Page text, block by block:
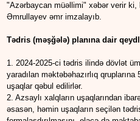
"Azərbaycan müəllimi" xəbər verir
Əmrullayev əmr imzalayıb.
Tədris (məşğələ) planına dair
1. 2024-2025-ci tədris ilində dövlət
yaradılan məktəbəhazırlıq
uşaqlar qəbul edilirlər.
2. Azsaylı xalqların uşaqlarından
əsasən, həmin uşaqların seçilən